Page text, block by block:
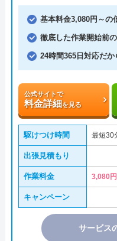
基本料金3,080円～の
徹底した作業開始前
24時間365日対応だか
公式サイトで
料金詳細を見る
駆けつけ時間 最短30
出張見積もり
作業料金 3,080
キャンペーン
サービス